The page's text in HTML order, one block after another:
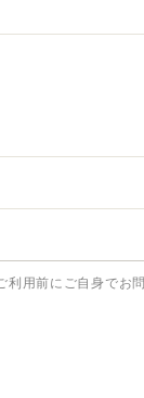
用前にご自身でお問